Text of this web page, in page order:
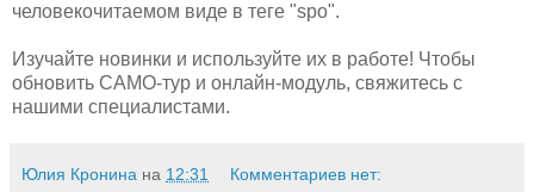
человекочитаемом виде в теге "spo".
Изучайте новинки и используйте их в работе! Чтобы
обновить САМО-тур и онлайн-модуль, свяжитесь с
нашими специалистами.
Юлия Кронина на 12:31 Комментариев нет: